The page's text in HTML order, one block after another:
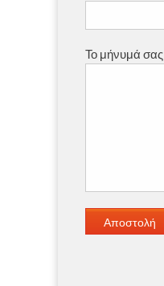
Το μήνυμά σας